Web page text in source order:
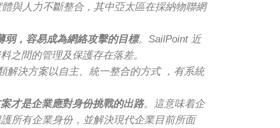
與人力不斷整合，其中亞太區在採納物聯網
弱，容易成為網絡攻擊的目標。SailPoint 近
之間的管理及保護存在落差。
解決方案以自主、統一整合的方式 ，有系統
才是企業應對身份挑戰的出路。這意味着企
所有企業身份，並解決現代企業目前所面